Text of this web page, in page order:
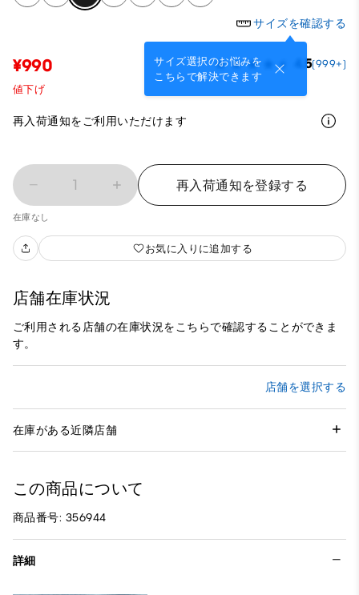
サイズを確認する
サイズ選択のお悩みを
こちらで解決できます
¥990 4.5(999+)
値下げ
再入荷通知をご利用いただけます
1 再入荷通知を登録する
在庫なし
お気に入りに追加する
店舗在庫状況
ご利用される店舗の在庫状況をこちらで確認することができま
す。
店舗を選択する
在庫がある近隣店舗
この商品について
商品番号: 356944
詳細